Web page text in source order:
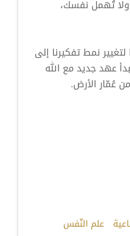
تُهمل نفسك،
نمط تفكيرنا إلى
عهد جديد مع الله
عُمّار الأرض.
علم النّفس